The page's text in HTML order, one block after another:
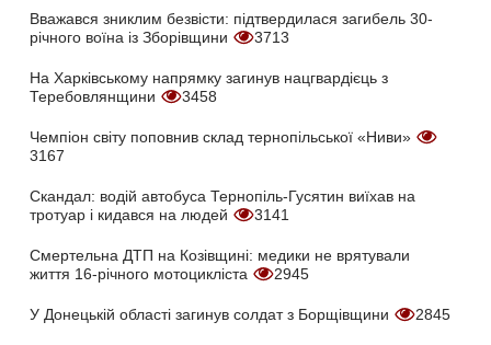
Вважався зниклим безвісти: підтвердилася загибель 30-
річного воїна із Зборівщини
3713
На Харківському напрямку загинув нацгвардієць з
Теребовлянщини
3458
Чемпіон світу поповнив склад тернопільської «Ниви»
3167
Скандал: водій автобуса Тернопіль-Гусятин виїхав на
тротуар і кидався на людей
3141
Смертельна ДТП на Козівщині: медики не врятували
життя 16-річного мотоцикліста
2945
У Донецькій області загинув солдат з Борщівщини 2845